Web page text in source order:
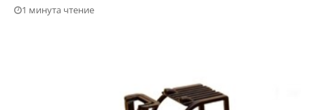
1 минута чтение